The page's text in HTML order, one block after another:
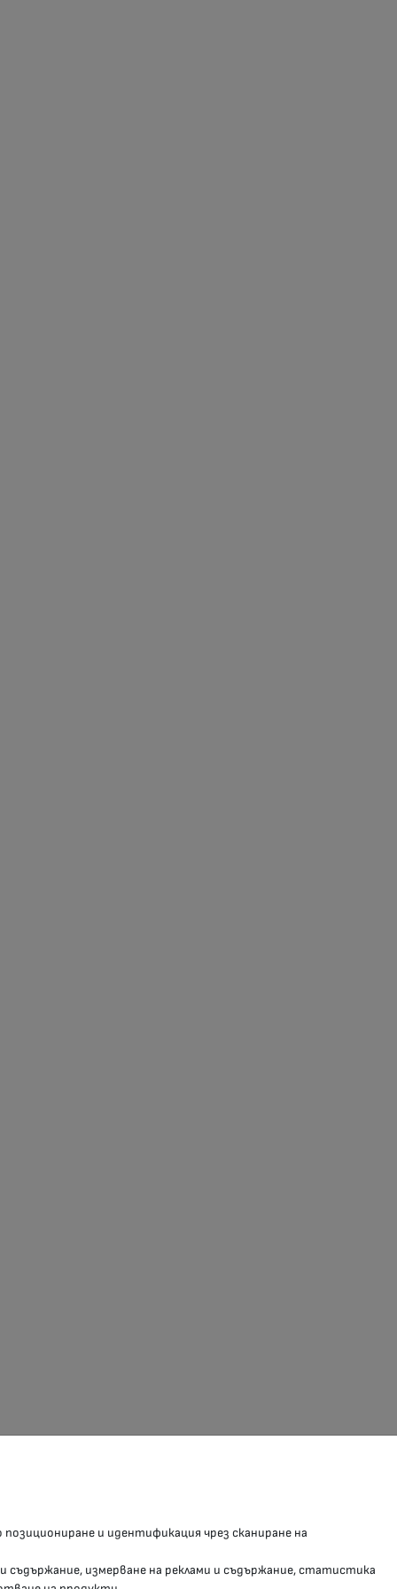
Instragram профил
позициониране и идентификация чрез сканиране на
съдържание, измерване на реклами и съдържание, статистика